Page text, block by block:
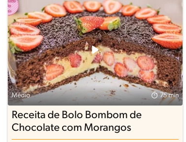
Médio 75 min
Receita de Bolo Bombom de
Chocolate com Morangos